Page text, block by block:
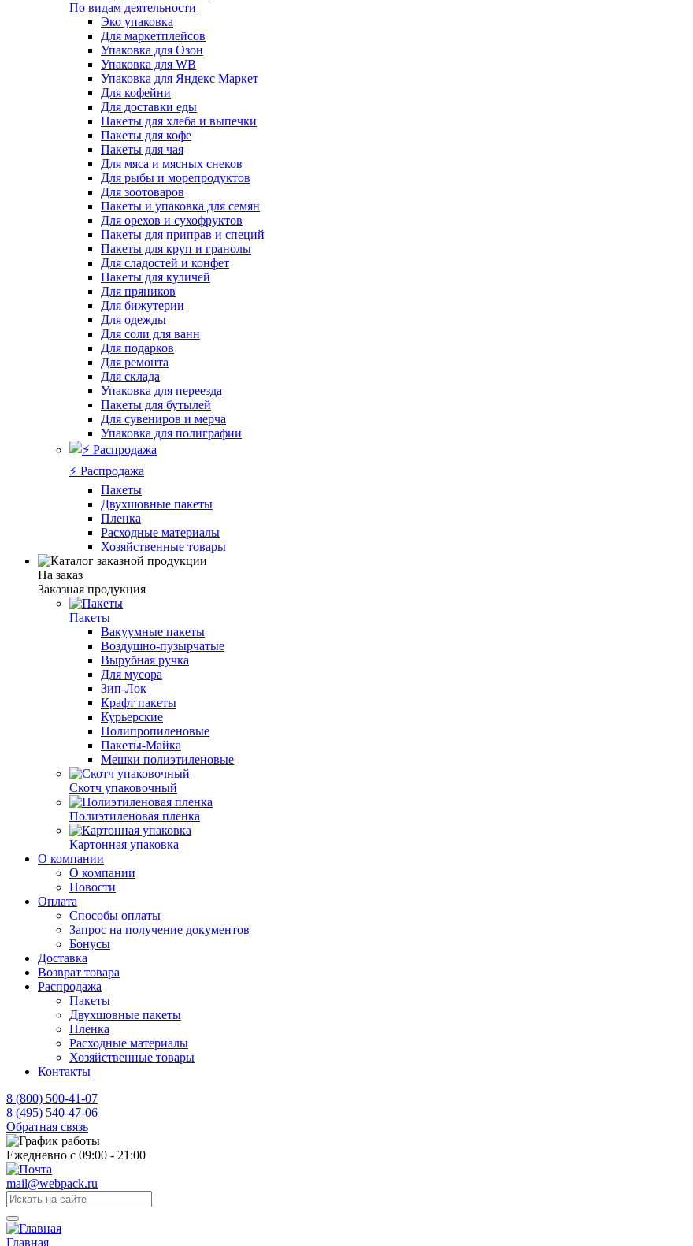
По видам деятельности
Эко упаковка
Для маркетплейсов
Упаковка для Озон
Упаковка для WB
Упаковка для Яндекс Маркет
Для кофейни
Для доставки еды
Пакеты для хлеба и выпечки
Пакеты для кофе
Пакеты для чая
Для мяса и мясных снеков
Для рыбы и морепродуктов
Для зоотоваров
Пакеты и упаковка для семян
Для орехов и сухофруктов
Пакеты для приправ и специй
Пакеты для круп и гранолы
Для сладостей и конфет
Пакеты для куличей
Для пряников
Для бижутерии
Для одежды
Для соли для ванн
Для подарков
Для ремонта
Для склада
Упаковка для переезда
Пакеты для бутылей
Для сувениров и мерча
Упаковка для полиграфии
⚡️ Распродажа
Пакеты
Двухшовные пакеты
Пленка
Расходные материалы
Хозяйственные товары
На заказ
Заказная продукция
Пакеты
Вакуумные пакеты
Воздушно-пузырчатые
Вырубная ручка
Для мусора
Зип-Лок
Крафт пакеты
Курьерские
Полипропиленовые
Пакеты-Майка
Мешки полиэтиленовые
Скотч упаковочный
Полиэтиленовая пленка
Картонная упаковка
О компании
О компании
Новости
Оплата
Способы оплаты
Запрос на получение документов
Бонусы
Доставка
Возврат товара
Распродажа
Пакеты
Двухшовные пакеты
Пленка
Расходные материалы
Хозяйственные товары
Контакты
8 (800) 500-41-07
8 (495) 540-47-06
Обратная связь
Ежедневно с 09:00 - 21:00
mail@webpack.ru
Главная